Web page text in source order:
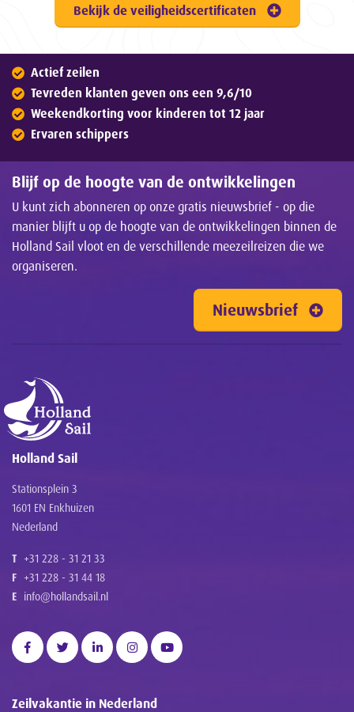
Bekijk de veiligheidscertificaten
Actief zeilen
Tevreden klanten geven ons een 9,6/10
Weekendkorting voor kinderen tot 12 jaar
Ervaren schippers
Blijf op de hoogte van de ontwikkelingen
U kunt zich abonneren op onze gratis nieuwsbrief - op die
manier blijft u op de hoogte van de ontwikkelingen binnen de
Holland Sail vloot en de verschillende meezeilreizen die we
organiseren.
Nieuwsbrief
Holland Sail
Stationsplein 3
1601 EN Enkhuizen
Nederland
T +31 228 - 31 21 33
F +31 228 - 31 44 18
E info@hollandsail.nl
Zeilvakantie in Nederland